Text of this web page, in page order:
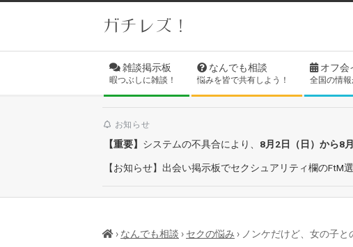
ガチレズ！
Navigation
Menu
雑談掲示板
暇つぶしに雑談！
なんでも相談
悩みを皆で共有しよう！
オフ会
全国の情
お知らせ
【重要】 システムの不具合により、 8月2日（日）から8
【お知らせ】出会い掲示板でセクシュアリティ欄の
› なんでも相談 › セクの悩み › ノンケだけど、女の子と